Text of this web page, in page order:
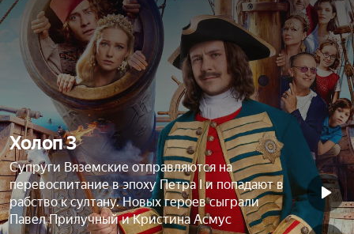
Холоп 3
Супруги Вяземские отправляются на
перевоспитание в эпоху Петра I и попадают в
рабство к султану. Новых героев сыграли
Павел Прилучный и Кристина Асмус